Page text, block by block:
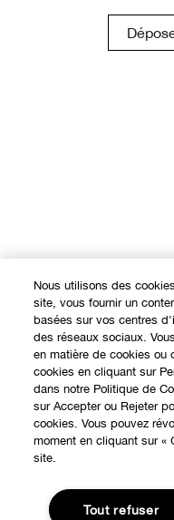
Nous utilisons des
site, vous fournir un
basées sur vos centres
des réseaux sociaux.
en matière de cookies ou
cookies en cliquant sur
dans notre Politique de
sur Accepter ou Rejeter
cookies. Vous pouvez
moment en cliquant sur «
site.
Tout refuser